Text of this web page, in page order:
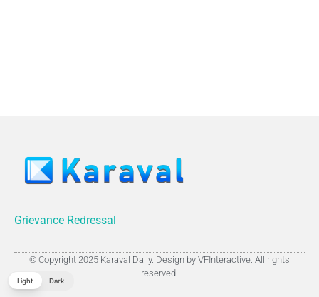
Grievance Redressal
© Copyright 2025 Karaval Daily. Design by VFInteractive. All rights
reserved.
Light Dark